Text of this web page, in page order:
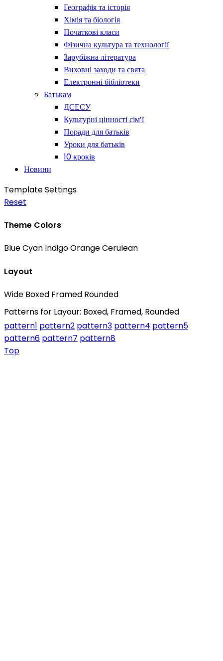
Географія та історія
Хімія та біологія
Початкові класи
Фізична культура та технології
Зарубіжна література
Виховні заходи та свята
Електронні бібліотеки
Батькам
ДСЕСУ
Культурні цінності сім’ї
Поради для батьків
Уроки для батьків
10 кроків
Новини
Template Settings
Reset
Theme Colors
BlueCyan IndigoOrangeCerulean
Layout
Wide Boxed Framed Rounded
Patterns for Layour: Boxed, Framed, Rounded
pattern1 pattern2 pattern3 pattern4 pattern5
pattern6 pattern7 pattern8
Top